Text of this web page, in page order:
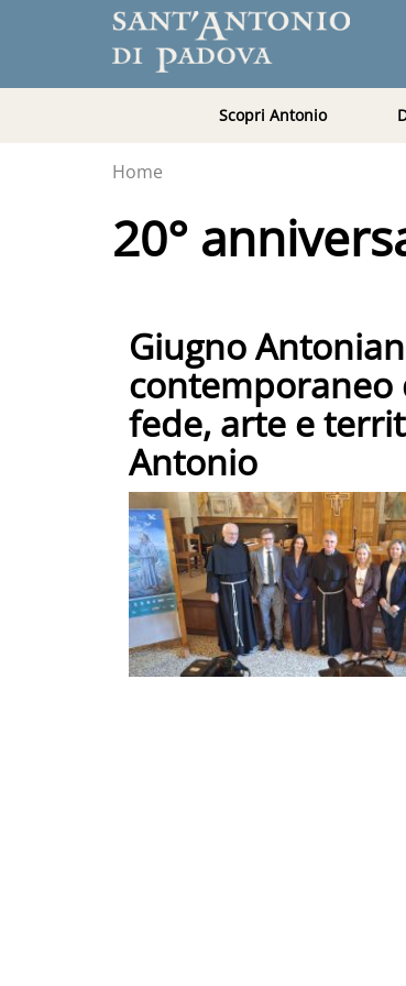
Scopri Antonio
Home
20°
Giugno
contemporaneo
fede, arte e
Antonio